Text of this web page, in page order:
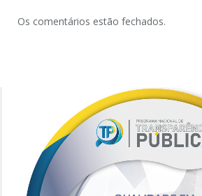
Os comentários estão fechados.